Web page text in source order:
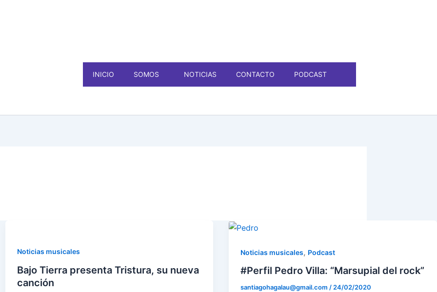
INICIO SOMOS NOTICIAS CONTACTO PODCAST
Noticias musicales
Bajo Tierra presenta Tristura, su nueva
canción
Noticias musicales, Podcast
#Perfil Pedro Villa: “Marsupial del rock”
santiagohagalau@gmail.com/24/02/2020